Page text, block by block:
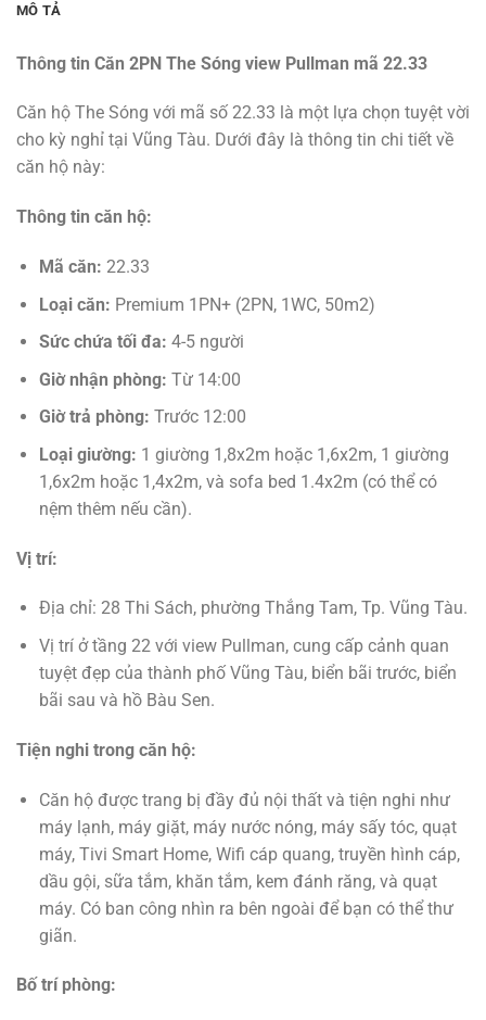
MÔ TẢ
Thông tin Căn 2PN The Sóng view Pullman mã 22.33
Căn hộ The Sóng với mã số 22.33 là một lựa chọn tuyệt vời
cho kỳ nghỉ tại Vũng Tàu. Dưới đây là thông tin chi tiết về
căn hộ này:
Thông tin căn hộ:
Mã căn: 22.33
Loại căn: Premium 1PN+ (2PN, 1WC, 50m2)
Sức chứa tối đa: 4-5 người
Giờ nhận phòng: Từ 14:00
Giờ trả phòng: Trước 12:00
Loại giường: 1 giường 1,8x2m hoặc 1,6x2m, 1 giường
1,6x2m hoặc 1,4x2m, và sofa bed 1.4x2m (có thể có
nệm thêm nếu cần).
Vị trí:
Địa chỉ: 28 Thi Sách, phường Thắng Tam, Tp. Vũng Tàu.
Vị trí ở tầng 22 với view Pullman, cung cấp cảnh quan
tuyệt đẹp của thành phố Vũng Tàu, biển bãi trước, biển
bãi sau và hồ Bàu Sen.
Tiện nghi trong căn hộ:
Căn hộ được trang bị đầy đủ nội thất và tiện nghi như
máy lạnh, máy giặt, máy nước nóng, máy sấy tóc, quạt
máy, Tivi Smart Home, Wifi cáp quang, truyền hình cáp,
dầu gội, sữa tắm, khăn tắm, kem đánh răng, và quạt
máy. Có ban công nhìn ra bên ngoài để bạn có thể thư
giãn.
Bố trí phòng: